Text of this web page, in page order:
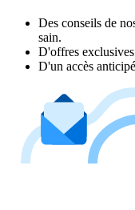
Des conseils de
sain.
D'offres
D'un accès